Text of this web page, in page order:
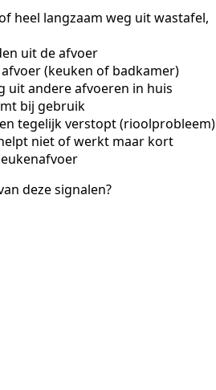
heel langzaam weg uit wastafel,
uit de afvoer
(keuken of badkamer)
uit andere afvoeren in huis
bij gebruik
tegelijk verstopt (rioolprobleem)
niet of werkt maar kort
deze signalen?